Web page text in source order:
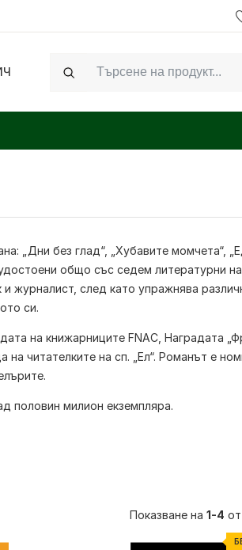
Search
„Дни без глад“, „Хубавите момчета“,
общо със седем литературни
журналист, след като упражнява
си.
на книжарниците FNAC, Наградата
на читателките на сп. „Ел“. Романът е
половин милион екземпляра.
Показване на 1-4 от